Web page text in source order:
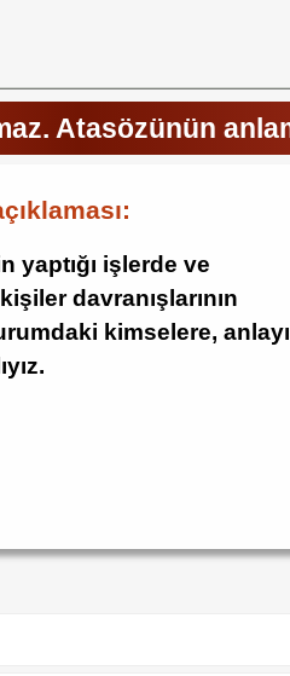
Atasözünün
yaptığı işlerde ve
davranışlarının
kimselere,